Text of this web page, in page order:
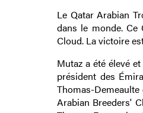
Le Qatar Arabian
dans le monde. Ce
Cloud. La victoire
Mutaz a été élevé
président des
Thomas-
Arabian Breeders'